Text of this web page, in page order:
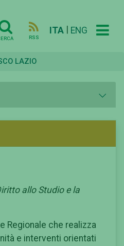
RSS
ITA ENG
LAZIO
allo Studio e la
Regionale che realizza
e interventi orientati